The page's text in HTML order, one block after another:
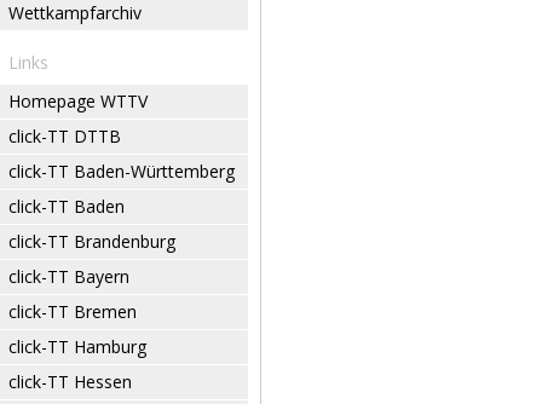
Wettkampfarchiv
Links
Homepage WTTV
click-TT DTTB
click-TT Baden-Württemberg
click-TT Baden
click-TT Brandenburg
click-TT Bayern
click-TT Bremen
click-TT Hamburg
click-TT Hessen